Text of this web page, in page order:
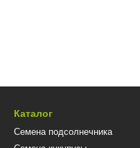
Каталог
Семена подсолнечника